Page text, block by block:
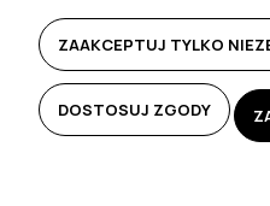
Szafka RTV nowoczesna DUO
160cm wisząca + panel dąb
ZAAKCEPTUJ TYLKO
DOSTOSUJ ZGODY